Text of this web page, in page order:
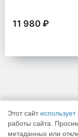
11 980 ₽
К
Этот сайт
работы сайта.
метаданных или